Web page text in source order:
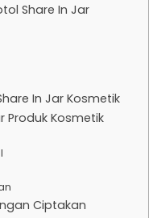
Share In Jar
In Jar Kosmetik
Produk Kosmetik
Ciptakan